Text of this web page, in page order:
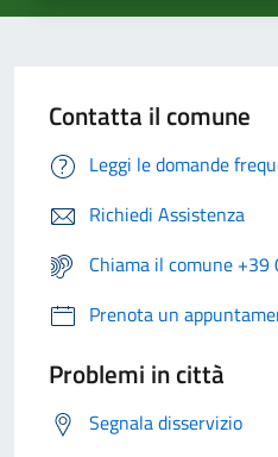
Contatta il comune
Leggi le domande
Richiedi Assistenza
Chiama il comune
Prenota un
Problemi in città
Segnala disservizio